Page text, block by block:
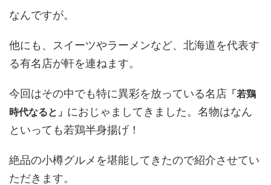
なんですが。
他にも、スイーツやラーメンなど、北海道を代表す
る有名店が軒を連ねます。
今回はその中でも特に異彩を放っている名店 「若鶏
時代なると」 におじゃましてきました。名物はなん
といっても若鶏半身揚げ！
絶品の小樽グルメを堪能してきたので紹介させてい
ただきます。